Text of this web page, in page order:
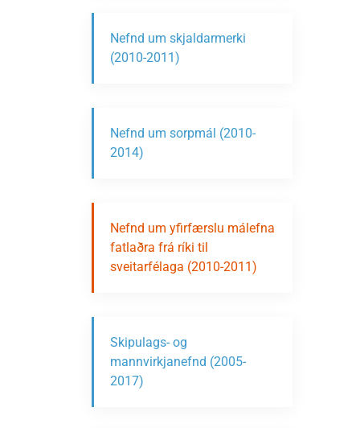
Nefnd um skjaldarmerki
(2010-2011)
Nefnd um sorpmál (2010-
2014)
Nefnd um yfirfærslu málefna
fatlaðra frá ríki til
sveitarfélaga (2010-2011)
Skipulags- og
mannvirkjanefnd (2005-
2017)